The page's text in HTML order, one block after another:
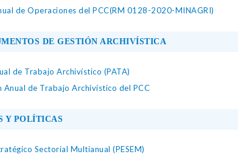
de Operaciones del PCC(RM 0128-2020-MINAGRI)
DE GESTIÓN ARCHIVÍSTICA
de Trabajo Archivístico (PATA)
Anual de Trabajo Archivístico del PCC
Y POLÍTICAS
Sectorial Multianual (PESEM)